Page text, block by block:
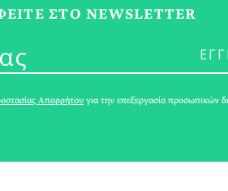
ΕΣΩ 2026: Ο
Πεδίο υπό
ΜΑΡΙΑ ΣΠΑΝΟΥΔΑΚΗ
ΣΤΟ NEWSLETTER
Απορρήτουγια την επεξεργασία προσωπικών